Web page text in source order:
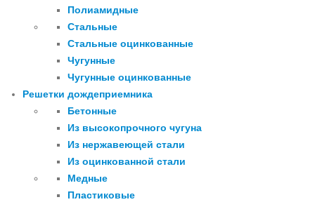
Полиамидные
Стальные
Стальные оцинкованные
Чугунные
Чугунные оцинкованные
Решетки дождеприемника
Бетонные
Из высокопрочного чугуна
Из нержавеющей стали
Из оцинкованной стали
Медные
Пластиковые